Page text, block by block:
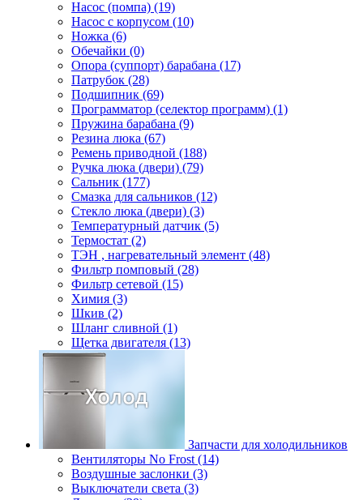
Насос (помпа) (19)
Насос c корпусом (10)
Ножка (6)
Обечайки (0)
Опора (суппорт) барабана (17)
Патрубок (28)
Подшипник (69)
Программатор (селектор программ) (1)
Пружина барабана (9)
Резина люка (67)
Ремень приводной (188)
Ручка люка (двери) (79)
Сальник (177)
Смазка для сальников (12)
Стекло люка (двери) (3)
Температурный датчик (5)
Термостат (2)
ТЭН , нагревательный элемент (48)
Фильтр помповый (28)
Фильтр сетевой (15)
Химия (3)
Шкив (2)
Шланг сливной (1)
Щетка двигателя (13)
Запчасти для холодильников
Вентиляторы No Frost (14)
Воздушные заслонки (3)
Выключатели света (3)